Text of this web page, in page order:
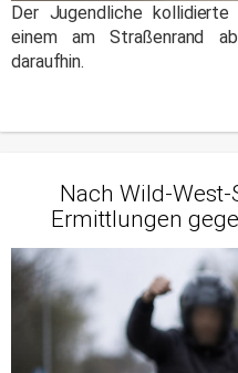
Der Jugendliche
einem am Straßenrand
daraufhin.
Nach Wild-
Ermittlungen